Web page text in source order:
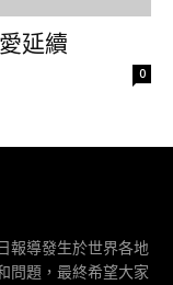
延續
0
報導發生於世界各地
問題，最終希望大家